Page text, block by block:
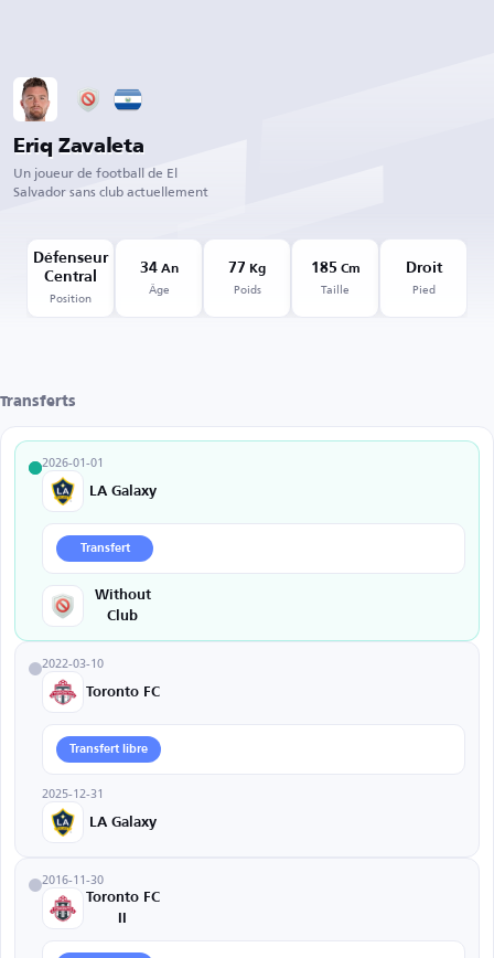
Eriq Zavaleta
Un joueur de football de El
Salvador sans club actuellement
Défenseur
Central
Position
34An
Âge
77 Kg
Poids
185 Cm
Taille
Droit
Pied
Transferts
2026-01-01
LA Galaxy
Transfert
Without
Club
2022-03-10
Toronto FC
Transfert libre
2025-12-31
LA Galaxy
2016-11-30
Toronto FC